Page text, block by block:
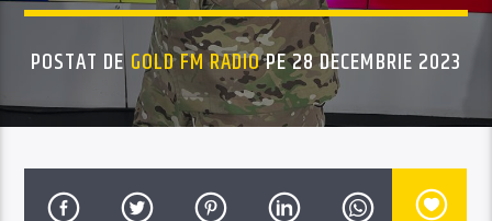
POSTAT DEGOLD FM RADIOPE 28 DECEMBRIE 2023